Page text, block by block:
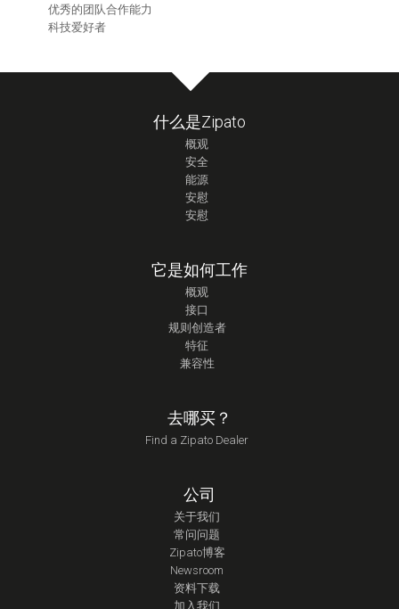
优秀的团队合作能力
科技爱好者
什么是Zipato
概观
安全
能源
安慰
安慰
它是如何工作
概观
接口
规则创造者
特征
兼容性
去哪买？
Find a Zipato Dealer
公司
关于我们
常问问题
Zipato博客
Newsroom
资料下载
加入我们